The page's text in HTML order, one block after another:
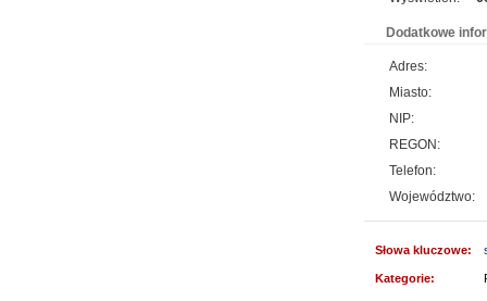
Akredytowane laboratorium
odwiedzić każdy, kogo
środowisku pracy i nie tylko.
aparaturę oraz wiedzę, by
Lema24.pl -
Sklep lema24. pl funkcjonuje
Dodatkowe
Adres:
Miasto:
NIP:
REGON:
Telefon:
Województwo:
Słowa kluczowe:
Kategorie: